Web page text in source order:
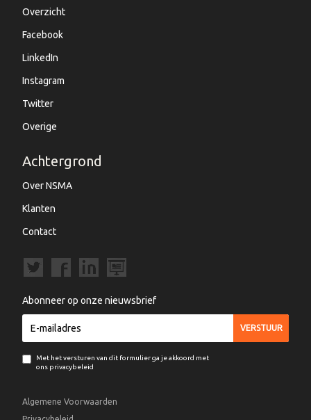
Overzicht
Facebook
LinkedIn
Instagram
Twitter
Overige
Achtergrond
Over NSMA
Klanten
Contact
Abonneer op onze nieuwsbrief
Met het versturen van dit formulier ga je akkoord met
ons privacybeleid
Algemene Voorwaarden